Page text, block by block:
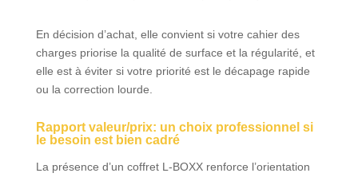
En décision d’achat, elle convient si votre cahier des
charges priorise la qualité de surface et la régularité, et
elle est à éviter si votre priorité est le décapage rapide
ou la correction lourde.
Rapport valeur/prix: un choix professionnel si
le besoin est bien cadré
La présence d’un coffret L-BOXX renforce l’orientation